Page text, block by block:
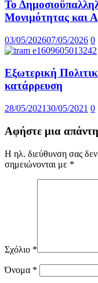
Το
Μονιμότητας και
03/05/202607/05/2026 0
Εξωτερική
κατάρρευση
28/05/202130/05/2021 0
Αφήστε μια
Η ηλ. διεύθυνση σας δεν
σημειώνονται με *
Σχόλιο *
Όνομα *